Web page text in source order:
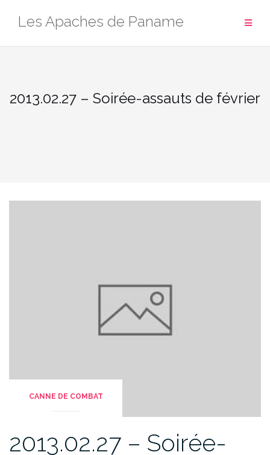
Les Apaches de Paname
2013.02.27 – Soirée-assauts de février
CANNE DE COMBAT
2013.02.27 – Soirée-